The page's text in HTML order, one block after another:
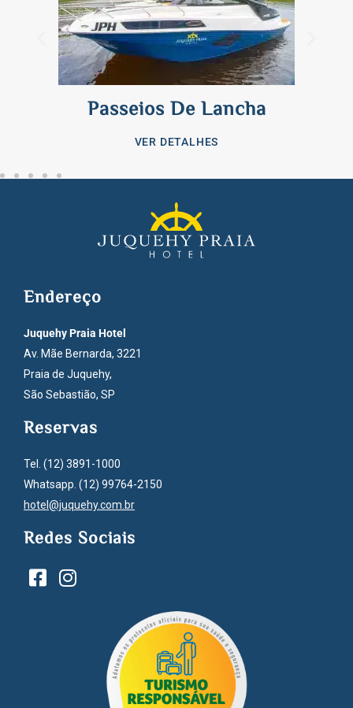
Passeios De Lancha
VER DETALHES
Endereço
Juquehy Praia Hotel
Av. Mãe Bernarda, 3221
Praia de Juquehy,
São Sebastião, SP
Reservas
Tel. (12) 3891-1000
Whatsapp. (12) 99764-2150
hotel@juquehy.com.br
Redes Sociais